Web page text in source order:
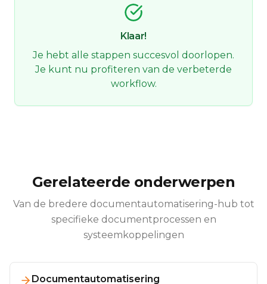
Klaar!
Je hebt alle stappen succesvol doorlopen.
Je kunt nu profiteren van de verbeterde
workflow.
Gerelateerde onderwerpen
Van de bredere documentautomatisering-hub tot
specifieke documentprocessen en
systeemkoppelingen
Documentautomatisering